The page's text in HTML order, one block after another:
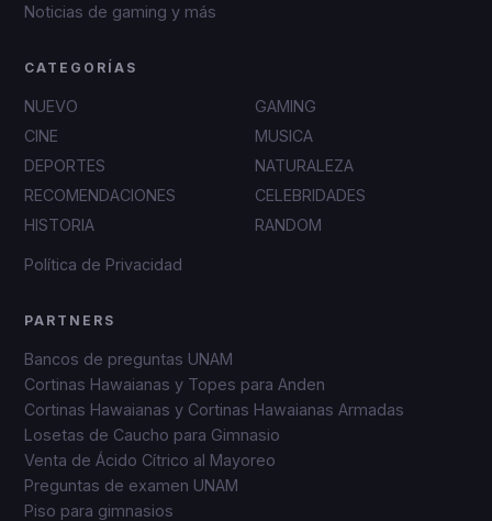
Noticias de gaming y más
CATEGORÍAS
NUEVO
GAMING
CINE
MUSICA
DEPORTES
NATURALEZA
RECOMENDACIONES
CELEBRIDADES
HISTORIA
RANDOM
Política de Privacidad
PARTNERS
Bancos de preguntas UNAM
Cortinas Hawaianas y Topes para Anden
Cortinas Hawaianas y Cortinas Hawaianas Armadas
Losetas de Caucho para Gimnasio
Venta de Ácido Cítrico al Mayoreo
Preguntas de examen UNAM
Piso para gimnasios